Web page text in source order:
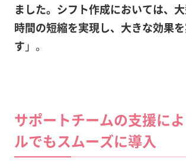
ました。シフト作成においては、
時間の短縮を実現し、大きな効果
す 」。
サポートチームの支援に
ルでもスムーズに導入